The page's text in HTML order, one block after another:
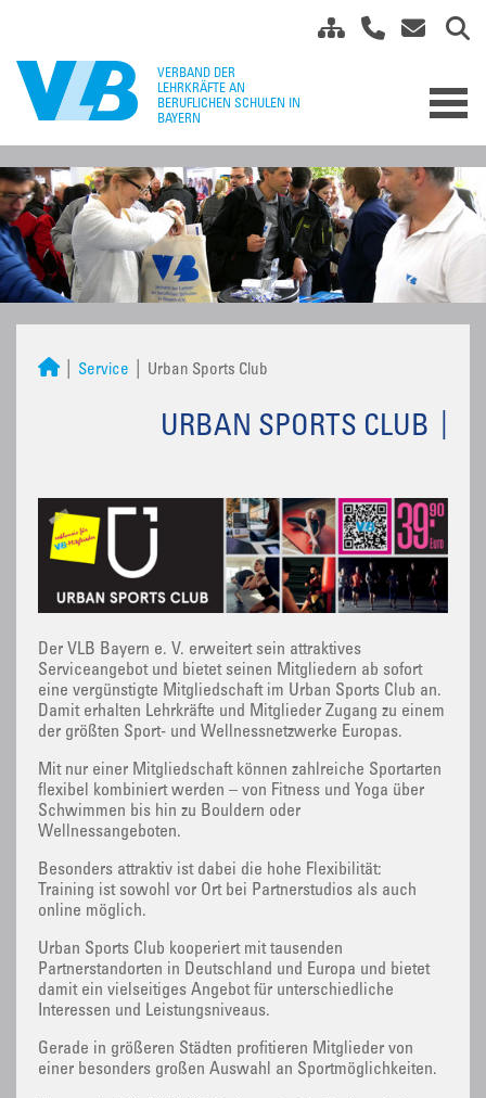
Service Urban Sports Club
URBAN SPORTS CLUB
Der VLB Bayern e. V. erweitert sein attraktives
Serviceangebot und bietet seinen Mitgliedern ab sofort
eine vergünstigte Mitgliedschaft im Urban Sports Club an.
Damit erhalten Lehrkräfte und Mitglieder Zugang zu einem
der größten Sport- und Wellnessnetzwerke Europas.
Mit nur einer Mitgliedschaft können zahlreiche Sportarten
flexibel kombiniert werden – von Fitness und Yoga über
Schwimmen bis hin zu Bouldern oder
Wellnessangeboten.
Besonders attraktiv ist dabei die hohe Flexibilität:
Training ist sowohl vor Ort bei Partnerstudios als auch
online möglich.
Urban Sports Club kooperiert mit tausenden
Partnerstandorten in Deutschland und Europa und bietet
damit ein vielseitiges Angebot für unterschiedliche
Interessen und Leistungsniveaus.
Gerade in größeren Städten profitieren Mitglieder von
einer besonders großen Auswahl an Sportmöglichkeiten.